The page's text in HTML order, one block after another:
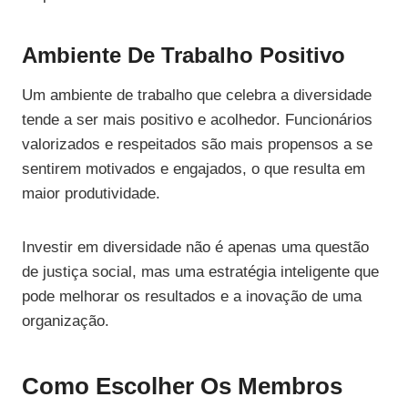
Ambiente De Trabalho Positivo
Um ambiente de trabalho que celebra a diversidade
tende a ser mais positivo e acolhedor. Funcionários
valorizados e respeitados são mais propensos a se
sentirem motivados e engajados, o que resulta em
maior produtividade.
Investir em diversidade não é apenas uma questão
de justiça social, mas uma estratégia inteligente que
pode melhorar os resultados e a inovação de uma
organização.
Como Escolher Os Membros